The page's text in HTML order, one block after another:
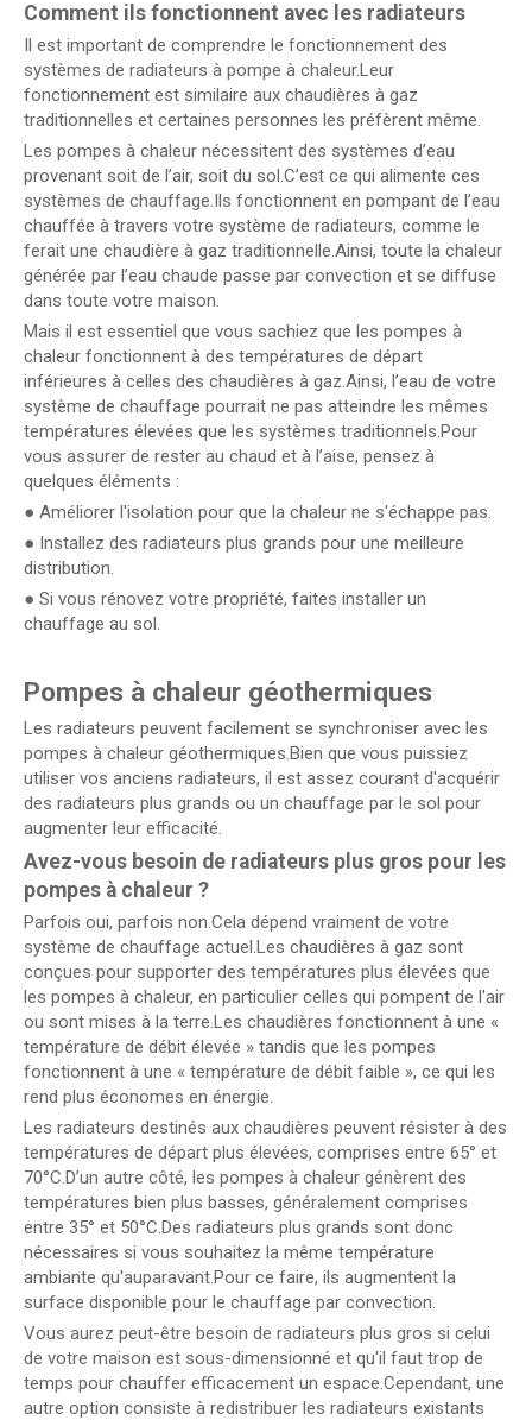
Comment ils fonctionnent avec les radiateurs
Il est important de comprendre le fonctionnement des
systèmes de radiateurs à pompe à chaleur.Leur
fonctionnement est similaire aux chaudières à gaz
traditionnelles et certaines personnes les préfèrent même.
Les pompes à chaleur nécessitent des systèmes d’eau
provenant soit de l’air, soit du sol.C’est ce qui alimente ces
systèmes de chauffage.Ils fonctionnent en pompant de l’eau
chauffée à travers votre système de radiateurs, comme le
ferait une chaudière à gaz traditionnelle.Ainsi, toute la chaleur
générée par l’eau chaude passe par convection et se diffuse
dans toute votre maison.
Mais il est essentiel que vous sachiez que les pompes à
chaleur fonctionnent à des températures de départ
inférieures à celles des chaudières à gaz.Ainsi, l’eau de votre
système de chauffage pourrait ne pas atteindre les mêmes
températures élevées que les systèmes traditionnels.Pour
vous assurer de rester au chaud et à l’aise, pensez à
quelques éléments :
● Améliorer l'isolation pour que la chaleur ne s'échappe pas.
● Installez des radiateurs plus grands pour une meilleure
distribution.
● Si vous rénovez votre propriété, faites installer un
chauffage au sol.
Pompes à chaleur géothermiques
Les radiateurs peuvent facilement se synchroniser avec les
pompes à chaleur géothermiques.Bien que vous puissiez
utiliser vos anciens radiateurs, il est assez courant d'acquérir
des radiateurs plus grands ou un chauffage par le sol pour
augmenter leur efficacité.
Avez-vous besoin de radiateurs plus gros pour les
pompes à chaleur ?
Parfois oui, parfois non.Cela dépend vraiment de votre
système de chauffage actuel.Les chaudières à gaz sont
conçues pour supporter des températures plus élevées que
les pompes à chaleur, en particulier celles qui pompent de l'air
ou sont mises à la terre.Les chaudières fonctionnent à une «
température de débit élevée » tandis que les pompes
fonctionnent à une « température de débit faible », ce qui les
rend plus économes en énergie.
Les radiateurs destinés aux chaudières peuvent résister à des
températures de départ plus élevées, comprises entre 65° et
70°C.D’un autre côté, les pompes à chaleur génèrent des
températures bien plus basses, généralement comprises
entre 35° et 50°C.Des radiateurs plus grands sont donc
nécessaires si vous souhaitez la même température
ambiante qu'auparavant.Pour ce faire, ils augmentent la
surface disponible pour le chauffage par convection.
Vous aurez peut-être besoin de radiateurs plus gros si celui
de votre maison est sous-dimensionné et qu'il faut trop de
temps pour chauffer efficacement un espace.Cependant, une
autre option consiste à redistribuer les radiateurs existants